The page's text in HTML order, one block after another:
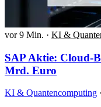
vor 9 Min. · KI &
SAP Aktie: Cloud-
Mrd. Euro
KI & Quantencomputing ·